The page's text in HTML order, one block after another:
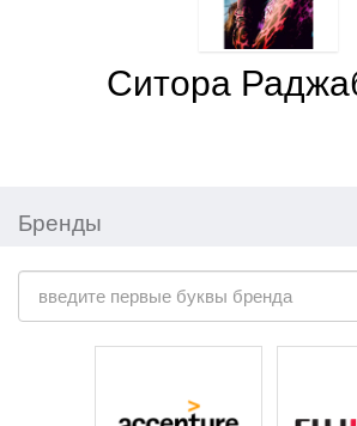
Ситора
Бренды